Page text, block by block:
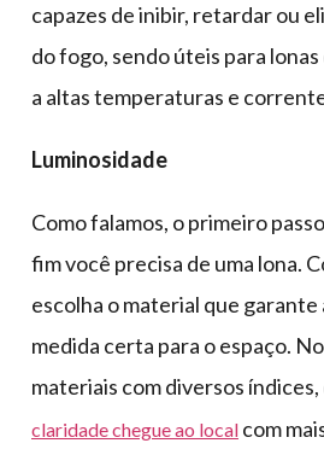
capazes de inibir, retardar ou
do fogo, sendo úteis para
a altas temperaturas e
Luminosidade
Como falamos, o primeiro
fim você precisa de uma lona.
escolha o material que garante
medida certa para o espaço.
materiais com diversos índices,
claridade chegue ao local com